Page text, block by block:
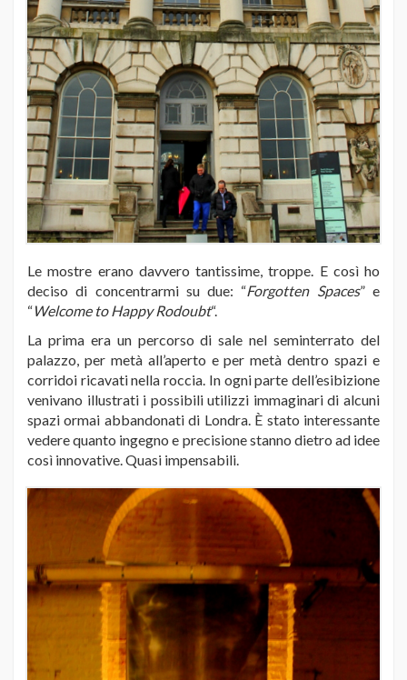
Le mostre erano davvero tantissime, troppe. E così ho
deciso di concentrarmi su due: “Forgotten Spaces” e
“Welcome to Happy Rodoubt“.
La prima era un percorso di sale nel seminterrato del
palazzo, per metà all’aperto e per metà dentro spazi e
corridoi ricavati nella roccia. In ogni parte dell’esibizione
venivano illustrati i possibili utilizzi immaginari di alcuni
spazi ormai abbandonati di Londra. È stato interessante
vedere quanto ingegno e precisione stanno dietro ad idee
così innovative. Quasi impensabili.